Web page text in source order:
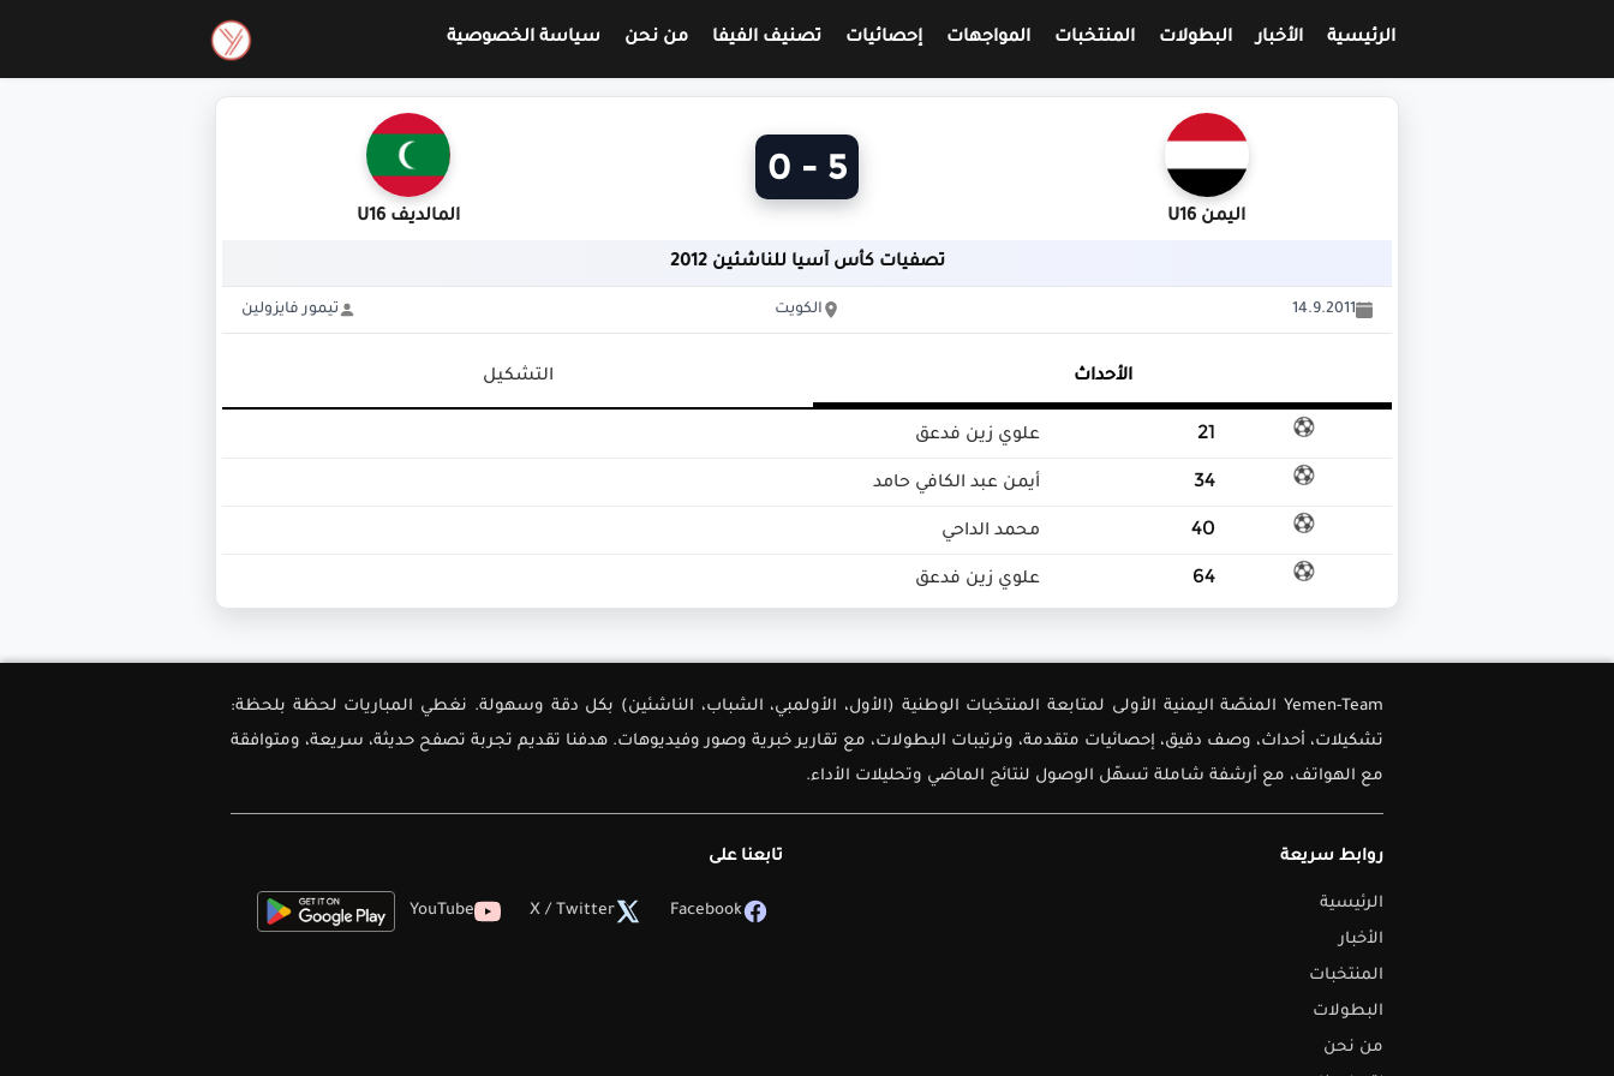
الرئيسية الأخبار البطولات المنتخبات المواجهات إحصائيات تصنيف الفيفا من نحن سياسة الخصوصية
اليمن U16
5 - 0
المالديف U16
تصفيات كأس آسيا للناشئين 2012
14.9.2011 الكويت تيمور فايزولين
الأحداث التشكيل
21 علوي زين فدعق
34 أيمن عبد الكافي حامد
40 محمد الداحي
64 علوي زين فدعق
Yemen-Team المنصّة اليمنية الأولى لمتابعة المنتخبات الوطنية (الأول، الأولمبي، الشباب، الناشئين) بكل دقة وسهولة. نغطي المباريات لحظة بلحظة:
تشكيلات، أحداث، وصف دقيق، إحصائيات متقدمة، وترتيبات البطولات، مع تقارير خبرية وصور وفيديوهات. هدفنا تقديم تجربة تصفح حديثة، سريعة، ومتوافقة
مع الهواتف، مع أرشفة شاملة تسهّل الوصول لنتائج الماضي وتحليلات الأداء.
روابط سريعة
الرئيسية
الأخبار
المنتخبات
البطولات
من نحن
تابعنا على
Facebook
X / Twitter
YouTube